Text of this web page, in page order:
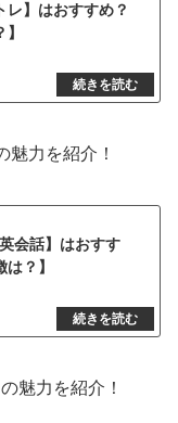
レ】はおすすめ？
魅力を紹介！
会話】はおすす
？】
魅力を紹介！